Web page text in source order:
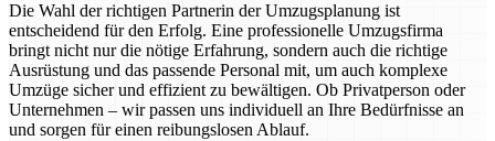
Die Wahl der richtigen Partnerin der Umzugsplanung ist
entscheidend für den Erfolg. Eine professionelle Umzugsfirma
bringt nicht nur die nötige Erfahrung, sondern auch die richtige
Ausrüstung und das passende Personal mit, um auch komplexe
Umzüge sicher und effizient zu bewältigen. Ob Privatperson oder
Unternehmen – wir passen uns individuell an Ihre Bedürfnisse an
und sorgen für einen reibungslosen Ablauf.